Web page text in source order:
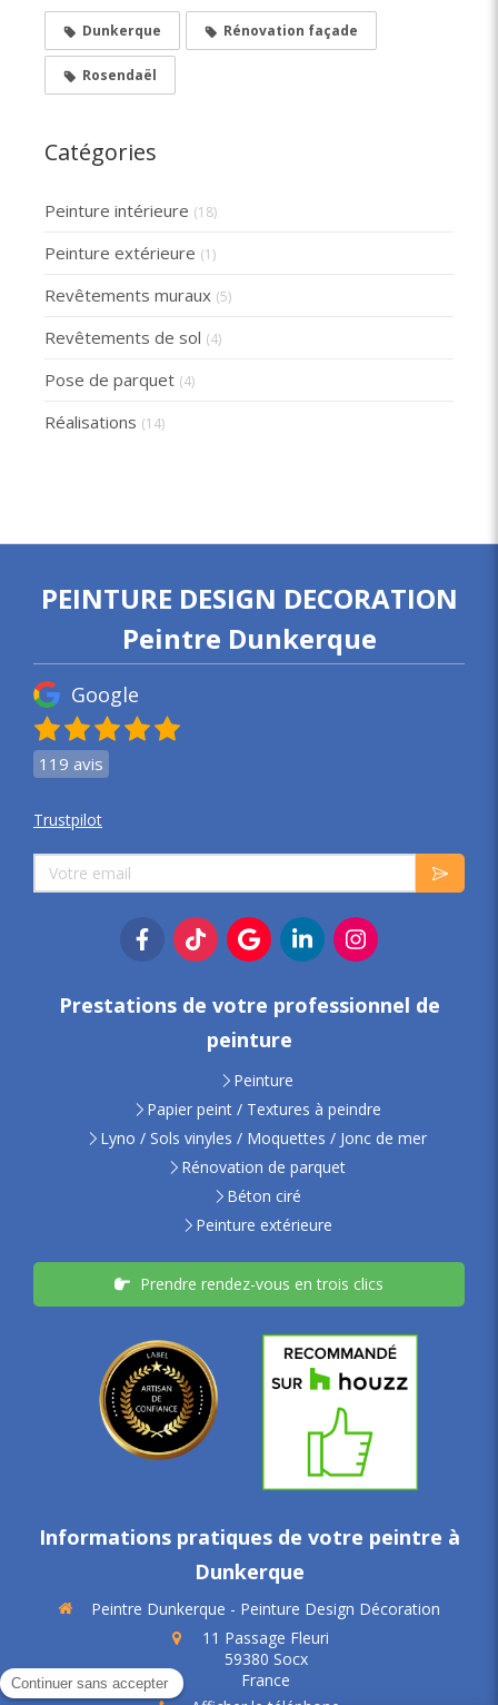
Dunkerque Rénovation façade
Rosendaël
Catégories
Peinture intérieure (18)
Peinture extérieure (1)
Revêtements muraux (5)
Revêtements de sol (4)
Pose de parquet (4)
Réalisations (14)
PEINTURE DESIGN DECORATION
Peintre Dunkerque
Google
119 avis
Trustpilot
Votre email
Prestations de votre professionnel de
peinture
Peinture
Papier peint / Textures à peindre
Lyno / Sols vinyles / Moquettes / Jonc de mer
Rénovation de parquet
Béton ciré
Peinture extérieure
Prendre rendez-vous en trois clics
Informations pratiques de votre peintre à
Dunkerque
Peintre Dunkerque - Peinture Design Décoration
11 Passage Fleuri
59380 Socx
France